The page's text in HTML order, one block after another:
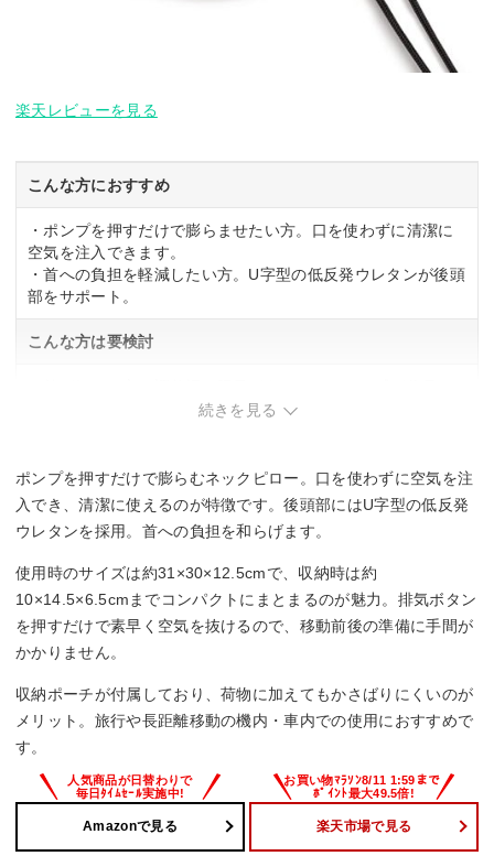
楽天レビューを見る
こんな方におすすめ
・ポンプを押すだけで膨らませたい方。口を使わずに清潔に
空気を注入できます。
・首への負担を軽減したい方。U字型の低反発ウレタンが後頭
部をサポート。
こんな方は要検討
続きを見る
ポンプを押すだけで膨らむネックピロー。口を使わずに空気を注
入でき、清潔に使えるのが特徴です。後頭部にはU字型の低反発
ウレタンを採用。首への負担を和らげます。
使用時のサイズは約31×30×12.5cmで、収納時は約
10×14.5×6.5cmまでコンパクトにまとまるのが魅力。排気ボタン
を押すだけで素早く空気を抜けるので、移動前後の準備に手間が
かかりません。
収納ポーチが付属しており、荷物に加えてもかさばりにくいのが
メリット。旅行や長距離移動の機内・車内での使用におすすめで
す。
Amazonで見る 楽天市場で見る